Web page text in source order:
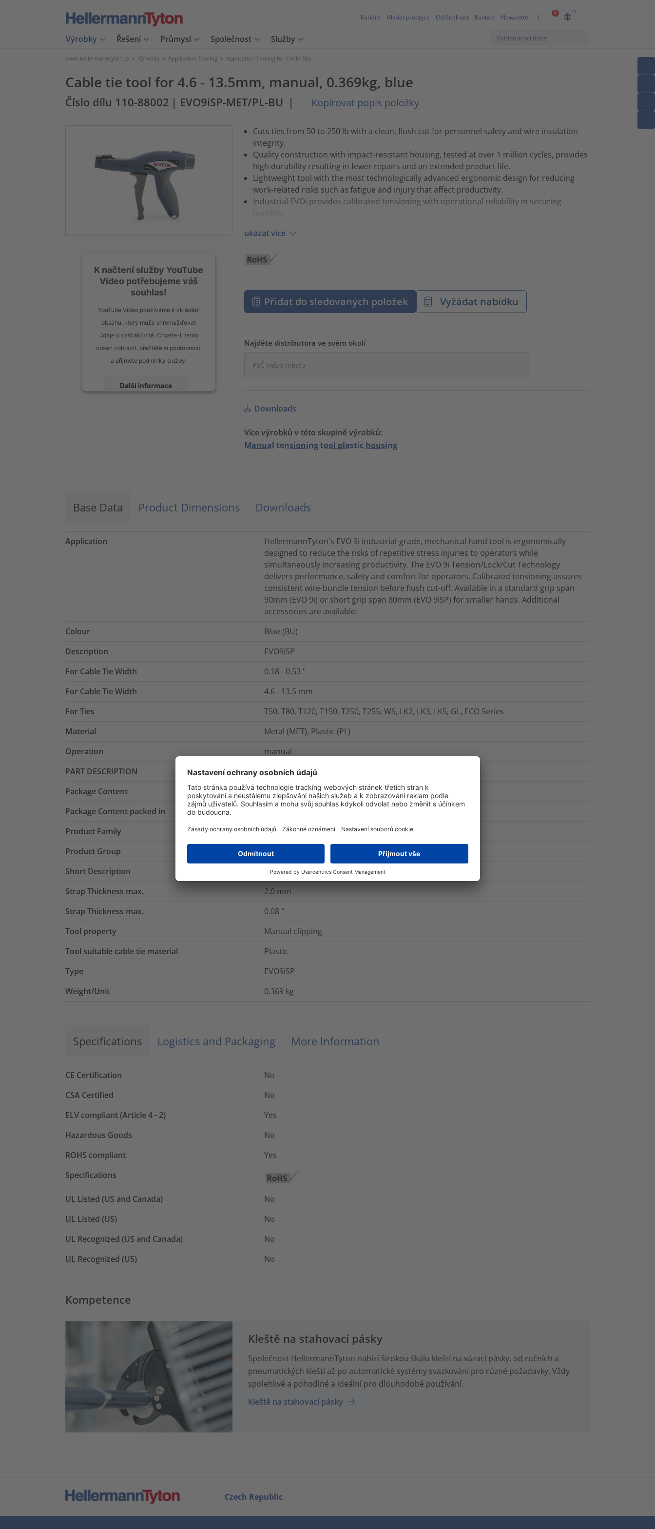
0 CZ
Kariéra Hledat prodejce Udržitelnost Kontakt Newsletter
Výrobky Řešení Průmysl Společnost Služby
www.hellermanntyton.cz > Výrobky > Application Tooling > Application Tooling for Cable Ties
Cable tie tool for 4.6 - 13.5mm, manual, 0.369kg, blue
Číslo dílu 110-88002 | EVO9iSP-MET/PL-BU | Kopírovat popis položky
K načtení služby YouTube
Video potřebujeme váš
souhlas!
YouTube Video používáme k vkládání
obsahu, který může shromažďovat
údaje o vaší aktivitě. Chcete-li tento
obsah zobrazit, přečtěte si podrobnosti
a přijměte podmínky služby.
Další informace
Cuts ties from 50 to 250 lb with a clean, flush cut for personnel safety and wire insulation
integrity.
Quality construction with impact-resistant housing, tested at over 1 million cycles, provides
high durability resulting in fewer repairs and an extended product life.
Lightweight tool with the most technologically advanced ergonomic design for reducing
work-related risks such as fatigue and injury that affect productivity.
Industrial EVOi provides calibrated tensioning with operational reliability in securing
bundles.
ukázat více
Přidat do sledovaných položek Vyžádat nabídku
Najděte distributora ve svém okolí
Downloads
Více výrobků v této skupině výrobků:
Manual tensioning tool plastic housing
Base Data Product Dimensions Downloads
Application
HellermannTyton's EVO 9i industrial-grade, mechanical hand tool is ergonomically
designed to reduce the risks of repetitive stress injuries to operators while
simultaneously increasing productivity. The EVO 9i Tension/Lock/Cut Technology
delivers performance, safety and comfort for operators. Calibrated tensioning assures
consistent wire-bundle tension before flush cut-off. Available in a standard grip span
90mm (EVO 9i) or short grip span 80mm (EVO 9iSP) for smaller hands. Additional
accessories are available.
Colour
Blue (BU)
Description
EVO9iSP
For Cable Tie Width
0.18 - 0.53 "
For Cable Tie Width
4.6 - 13.5 mm
For Ties
T50, T80, T120, T150, T250, T255, WS, LK2, LK3, LK5, GL, ECO Series
Material
Metal (MET), Plastic (PL)
Operation
manual
PART DESCRIPTION
EVO9iSP-MET/PL-BU
Package Content
1 pc.
Package Content packed in
Product Family
EVO9iSP up to 13.5 mm strap width
Product Group
Manual tensioning tool plastic housing
Short Description
Cable tie tool for 4.6 - 13.5mm, manual, 0.369kg, blue
Strap Thickness max.
2.0 mm
Strap Thickness max.
0.08 "
Tool property
Manual clipping
Tool suitable cable tie material
Plastic
Type
EVO9iSP
Weight/Unit
0.369 kg
Specifications Logistics and Packaging More Information
CE Certification
No
CSA Certified
No
ELV compliant (Article 4 - 2)
Yes
Hazardous Goods
No
ROHS compliant
Yes
Specifications
UL Listed (US and Canada)
No
UL Listed (US)
No
UL Recognized (US and Canada)
No
UL Recognized (US)
No
Kompetence
Kleště na stahovací pásky
Společnost HellermannTyton nabízí širokou škálu kleští na vázací pásky, od ručních a
pneumatických kleští až po automatické systémy svazkování pro různé požadavky. Vždy
spolehlivé a pohodlné a ideální pro dlouhodobé používání.
Kleště na stahovací pásky
Czech Republic